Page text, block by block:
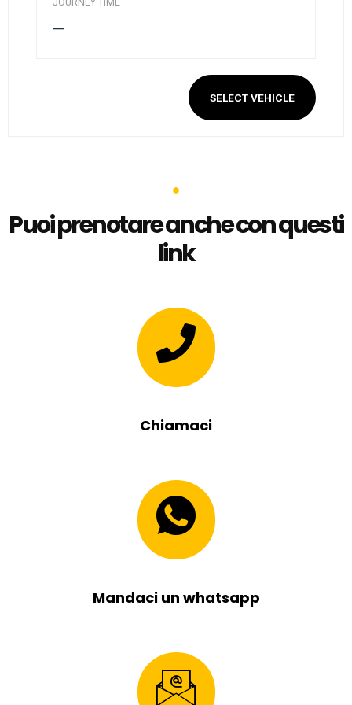
—
SELECT VEHICLE
Puoi prenotare anche con questi
link
Chiamaci
Mandaci un whatsapp